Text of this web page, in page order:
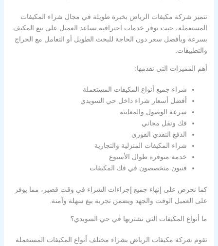
تتميز شركة مكيفات الرياض بخبرة طويلة في مجال شراء المكيفات
المستعملة، حيث نوفر خدمات احترافية تساعد العميل على بيع المكيف
بسرعة وبأفضل سعر دون الحاجة للبحث الطويل أو التعامل مع الحراج
والتطبيقات.
أهم المميزات التي نقدمها:
شراء جميع أنواع المكيفات المستعملة
أفضل أسعار شراء داخل حي السويدي
سرعة الوصول والمعاينة
فك ونقل مجاني
الدفع النقدي الفوري
شراء المكيفات المنزلية والتجارية
خدمة متوفرة طوال الأسبوع
فنيون متخصصون في فك المكيفات
كما نحرص على إنهاء جميع إجراءات الشراء في وقت قصير، مما يوفر
على العميل الوقت والجهد ويضمن تجربة بيع سهلة وآمنة.
ما أنواع المكيفات التي نشتريها في حي السويدي؟
تقوم شركة مكيفات الرياض بشراء مختلف أنواع المكيفات المستعملة